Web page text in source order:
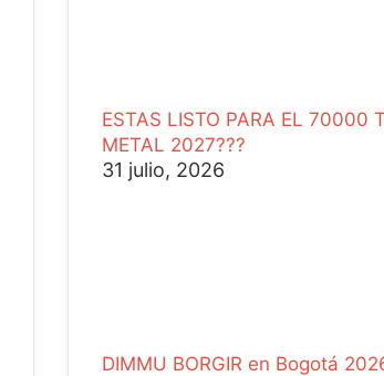
ESTAS LISTO PARA EL 70000
METAL 2027???
31 julio, 2026
DIMMU BORGIR en Bogotá